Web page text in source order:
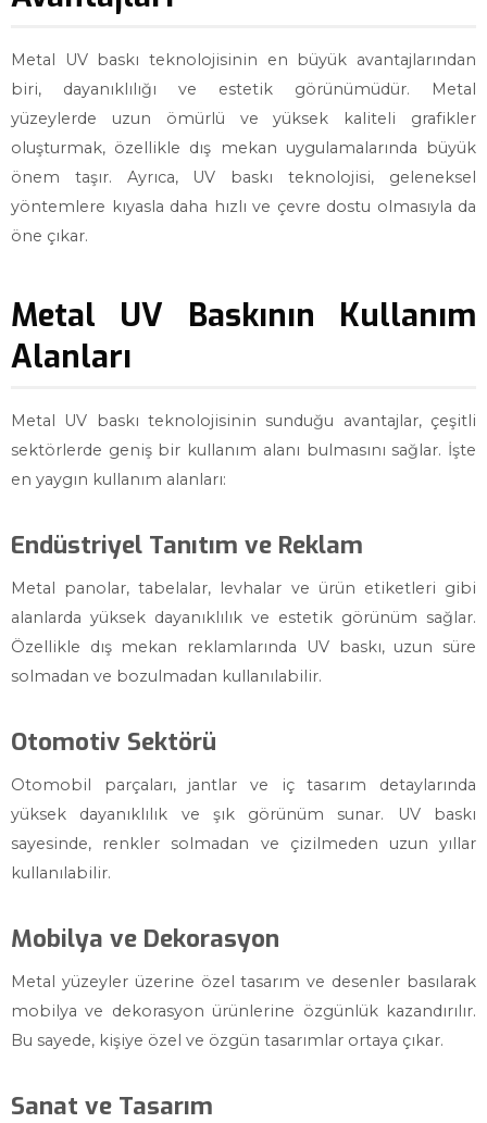
Metal UV baskı teknolojisinin en büyük avantajlarından
biri, dayanıklılığı ve estetik görünümüdür. Metal
yüzeylerde uzun ömürlü ve yüksek kaliteli grafikler
oluşturmak, özellikle dış mekan uygulamalarında büyük
önem taşır. Ayrıca, UV baskı teknolojisi, geleneksel
yöntemlere kıyasla daha hızlı ve çevre dostu olmasıyla da
öne çıkar.
Metal UV Baskının Kullanım
Alanları
Metal UV baskı teknolojisinin sunduğu avantajlar, çeşitli
sektörlerde geniş bir kullanım alanı bulmasını sağlar. İşte
en yaygın kullanım alanları:
Endüstriyel Tanıtım ve Reklam
Metal panolar, tabelalar, levhalar ve ürün etiketleri gibi
alanlarda yüksek dayanıklılık ve estetik görünüm sağlar.
Özellikle dış mekan reklamlarında UV baskı, uzun süre
solmadan ve bozulmadan kullanılabilir.
Otomotiv Sektörü
Otomobil parçaları, jantlar ve iç tasarım detaylarında
yüksek dayanıklılık ve şık görünüm sunar. UV baskı
sayesinde, renkler solmadan ve çizilmeden uzun yıllar
kullanılabilir.
Mobilya ve Dekorasyon
Metal yüzeyler üzerine özel tasarım ve desenler basılarak
mobilya ve dekorasyon ürünlerine özgünlük kazandırılır.
Bu sayede, kişiye özel ve özgün tasarımlar ortaya çıkar.
Sanat ve Tasarım